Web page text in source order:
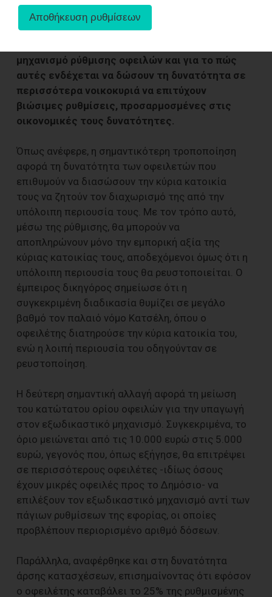
καλεσμένος στην εκπομπή «ΕΡΤ
Επικαιρότητα» της ΕΡΤ News, μίλησε για τις
μηχανισμό ρύθμισης οφειλών και για το πώς
αυτές ενδέχεται να δώσουν τη δυνατότητα σε
περισσότερα νοικοκυριά να επιτύχουν
βιώσιμες ρυθμίσεις, προσαρμοσμένες στις
οικονομικές τους δυνατότητες.
Όπως ανέφερε, η σημαντικότερη τροποποίηση
αφορά τη δυνατότητα των οφειλετών που
επιθυμούν να διασώσουν την κύρια κατοικία
τους να ζητούν τον διαχωρισμό της από την
υπόλοιπη περιουσία τους. Με τον τρόπο αυτό,
μέσω της ρύθμισης, θα μπορούν να
αποπληρώνουν μόνο την εμπορική αξία της
κύριας κατοικίας τους, αποδεχόμενοι όμως ότι η
υπόλοιπη περιουσία τους θα ρευστοποιείται. Ο
έμπειρος δικηγόρος σημείωσε ότι η
συγκεκριμένη διαδικασία θυμίζει σε μεγάλο
βαθμό τον παλαιό νόμο Κατσέλη, όπου ο
οφειλέτης διατηρούσε την κύρια κατοικία του,
ενώ η λοιπή περιουσία του οδηγούνταν σε
ρευστοποίηση.
Η δεύτερη σημαντική αλλαγή αφορά τη μείωση
του κατώτατου ορίου οφειλών για την υπαγωγή
στον εξωδικαστικό μηχανισμό. Συγκεκριμένα, το
όριο μειώνεται από τις 10.000 ευρώ στις 5.000
ευρώ, γεγονός που, όπως εξήγησε, θα επιτρέψει
σε περισσότερους οφειλέτες -ιδίως όσους
έχουν μικρές οφειλές προς το Δημόσιο- να
επιλέξουν τον εξωδικαστικό μηχανισμό αντί των
πάγιων ρυθμίσεων της εφορίας, οι οποίες
προβλέπουν περιορισμένο αριθμό δόσεων.
Παράλληλα, αναφέρθηκε και στη δυνατότητα
άρσης κατασχέσεων, επισημαίνοντας ότι εφόσον
ο οφειλέτης καταβάλει το 25% της ρυθμισμένης